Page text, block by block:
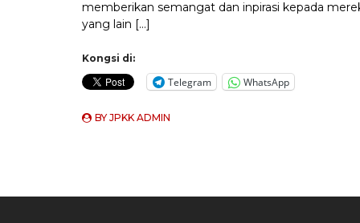
memberikan semangat dan inpirasi kepada
yang lain […]
Kongsi di:
Telegram WhatsApp
BYJPKK ADMIN